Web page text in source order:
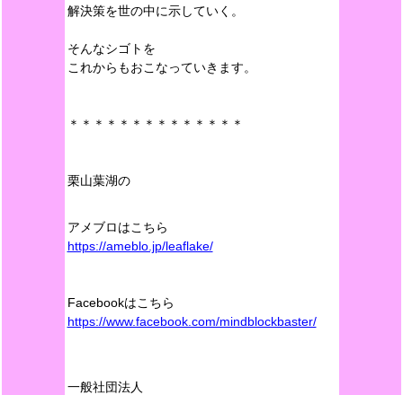
解決策を世の中に示していく。
そんなシゴトを
これからもおこなっていきます。
＊＊＊＊＊＊＊＊＊＊＊＊＊＊
栗山葉湖の
アメブロはこちら
https://ameblo.jp/leaflake/
Facebookはこちら
https://www.facebook.com/mindblockbaster/
一般社団法人